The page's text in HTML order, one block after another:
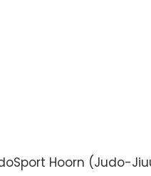
Hoorn (Judo-